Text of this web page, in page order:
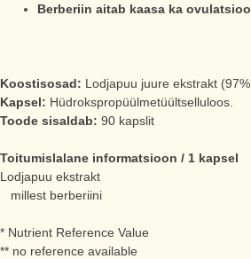
Berberiin aitab kaasa ka
Koostisosad: Lodjapuu juure ekstrakt (97%
Kapsel: Hüdrokspropüülmetüültselluloos.
Toode sisaldab: 90 kapslit
Toitumislalane informatsioon / 1 kapsel
Lodjapuu ekstrakt
millest berberiini
* Nutrient Reference Value
** no reference available